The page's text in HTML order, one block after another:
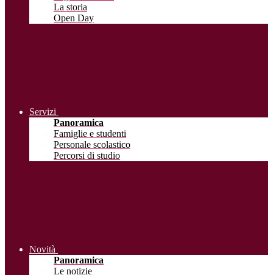
La storia
Open Day
Servizi
Panoramica
Famiglie e studenti
Personale scolastico
Percorsi di studio
Novità
Panoramica
Le notizie